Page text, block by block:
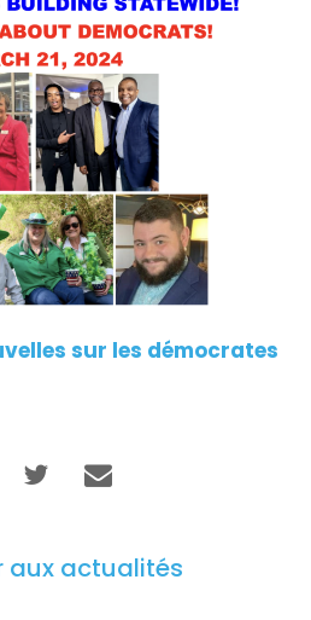
sur les démocrates
aux actualités